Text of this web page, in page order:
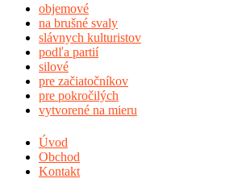
objemové
na brušné svaly
slávnych kulturistov
podľa partií
silové
pre začiatočníkov
pre pokročilých
vytvorené na mieru
Úvod
Obchod
Kontakt